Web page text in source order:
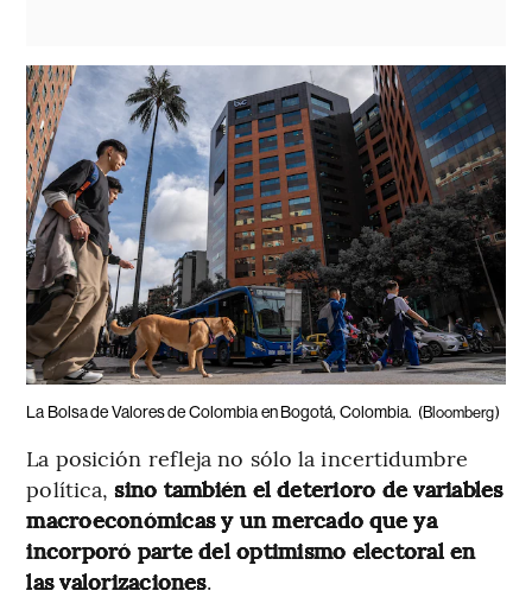
La Bolsa de Valores de Colombia en Bogotá, Colombia. (Bloomberg)
La posición refleja no sólo la incertidumbre
política,sino también el deterioro de variables
macroeconómicas y un mercado que ya
incorporó parte del optimismo electoral en
las valorizaciones.